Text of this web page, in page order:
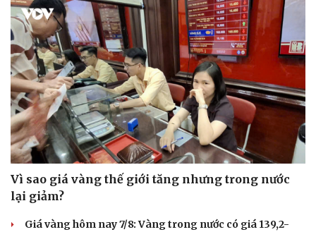
Vì sao giá vàng thế giới tăng nhưng trong nước
lại giảm?
Giá vàng hôm nay 7/8: Vàng trong nước có giá 139,2-